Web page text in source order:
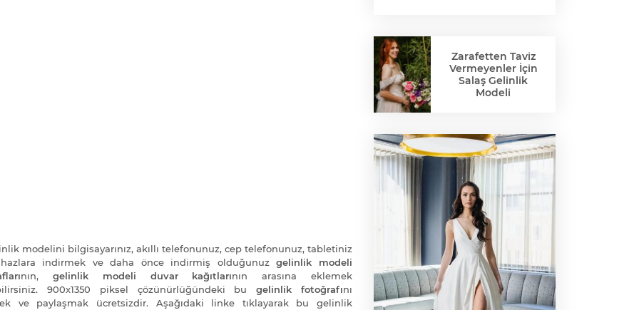
modelini bilgisayarınız, akıllı telefonunuz, cep telefonunuz, tabletiniz
indirmek ve daha önce indirmiş olduğunuzgelinlik modeli
nın, gelinlik modeli duvar kağıtlarının arasına eklemek
900x1350 piksel çözünürlüğündeki bugelinlik fotoğrafını
ve paylaşmak ücretsizdir. Aşağıdaki linke tıklayarak bu gelinlik
Zarafetten Taviz
Vermeyenler İçin
Salaş Gelinlik
Modeli